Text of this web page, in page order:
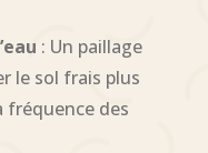
: Un paillage
le sol frais plus
fréquence des